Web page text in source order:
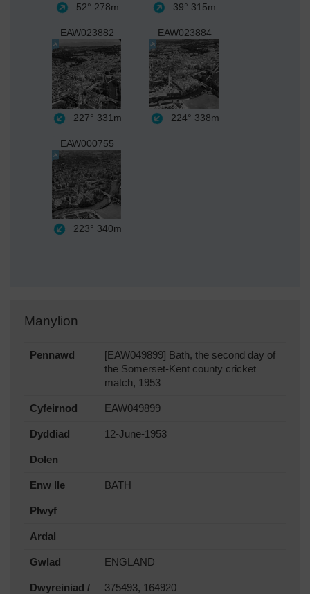
52° 278m 39° 315m
EAW023882
227° 331m
EAW023884
224° 338m
EAW000755
223° 340m
Manylion
Pennawd
[EAW049899] Bath, the second day of
the Somerset-Kent county cricket
match, 1953
Cyfeirnod EAW049899
Dyddiad 12-June-1953
Dolen
Enw lle BATH
Plwyf
Ardal
Gwlad ENGLAND
Dwyreiniad /
375493, 164920